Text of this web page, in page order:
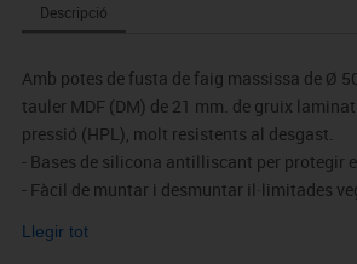
Descripció
Amb potes de fusta de faig massissa de Ø
tauler MDF (DM) de 21 mm. de gruix
pressió (HPL), molt resistents al desgast.
- Bases de silicona antilliscant per protegir
- Fàcil de muntar i desmuntar il·limitades
- Acabats de fusta amb vernís no tòxic.
Llegir tot